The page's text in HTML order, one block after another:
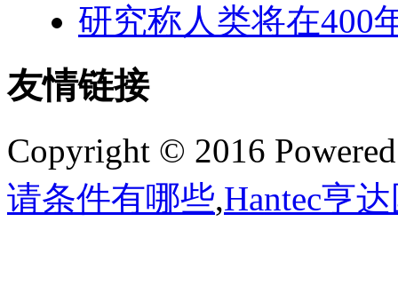
研究称人类将在400
友情链接
Copyright © 2016
请条件有哪些,Hantec亨